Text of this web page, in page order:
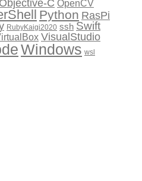
Objective-C OpenCV
Python RasPi
RubyKaigi2020 ssh Swift
VisualStudio
Windows wsl